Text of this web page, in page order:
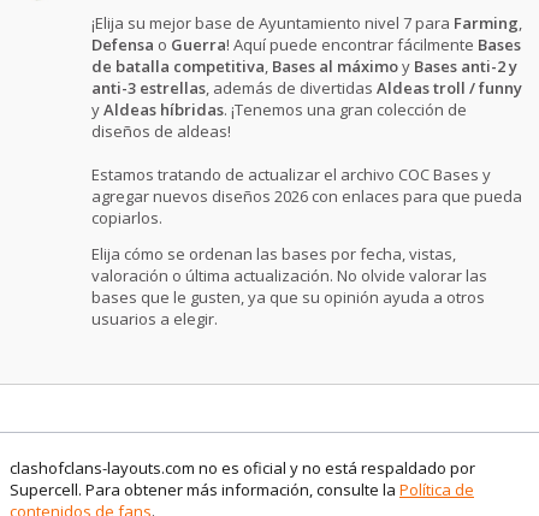
¡Elija su mejor base de Ayuntamiento nivel 7 para Farming,
Defensa o Guerra! Aquí puede encontrar fácilmente Bases
de batalla competitiva, Bases al máximoy Bases anti-2 y
anti-3 estrellas, además de divertidasAldeas troll / funny
yAldeas híbridas. ¡Tenemos una gran colección de
diseños de aldeas!
Estamos tratando de actualizar el archivo COC Bases y
agregar nuevos diseños 2026 con enlaces para que pueda
copiarlos.
Elija cómo se ordenan las bases por fecha, vistas,
valoración o última actualización. No olvide valorar las
bases que le gusten, ya que su opinión ayuda a otros
usuarios a elegir.
clashofclans-layouts.com no es oficial y no está respaldado por
Supercell. Para obtener más información, consulte la Política de
contenidos de fans.